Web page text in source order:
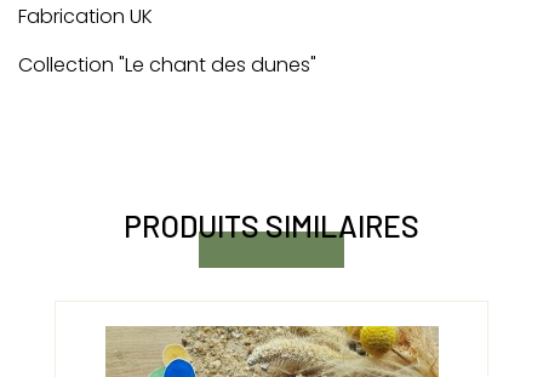
Fabrication UK
Collection "Le chant des dunes"
PRODUITS SIMILAIRES